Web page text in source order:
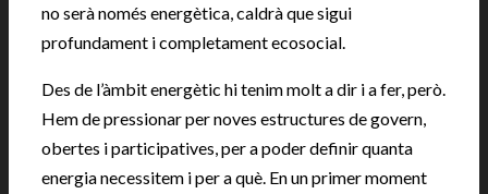
no serà només energètica, caldrà que sigui
profundament i completament ecosocial.
Des de l’àmbit energètic hi tenim molt a dir i a fer, però.
Hem de pressionar per noves estructures de govern,
obertes i participatives, per a poder definir quanta
energia necessitem i per a què. En un primer moment